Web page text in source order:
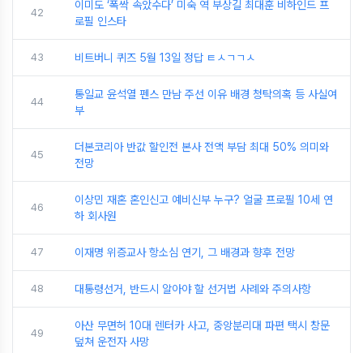
42
이미도 ‘폭싹 속았수다’ 미숙 역 부상길 최대훈 비하인드 프
로필 인스타
43 비트버니 퀴즈 5월 13일 정답 ㅌㅅㄱㄱㅅ
44
통일교 윤석열 펜스 만남 주선 이유 배경 청탁의혹 등 사실여
부
45
더본코리아 반값 할인전 본사 전액 부담 최대 50% 의미와
전망
46
이상민 재혼 혼인신고 예비신부 누구? 얼굴 프로필 10세 연
하 회사원
47 이재명 위증교사 항소심 연기, 그 배경과 향후 전망
48 대통령선거, 반드시 알아야 할 선거법 사례와 주의사항
49
아산 무면허 10대 렌터카 사고, 중앙분리대 파편 택시 창문
덮쳐 운전자 사망